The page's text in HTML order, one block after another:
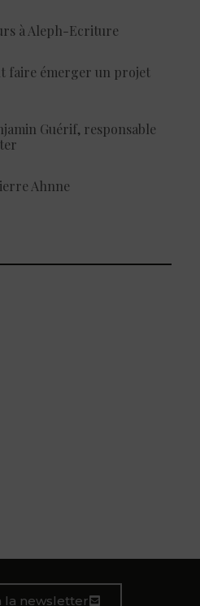
à Aleph-Ecriture
faire émerger un projet
Guérif, responsable
Ahnne
la newsletter